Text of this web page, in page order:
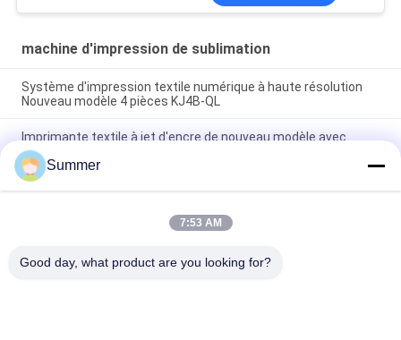
machine d'impression de sublimation
Système d'impression textile numérique à haute résolution
Nouveau modèle 4 pièces KJ4B-QL
Imprimante textile à jet d'encre de nouveau modèle avec
chauffage infrarouge très éloigné Machine tout en un
Système d'impression de tissu avec pigment et encre de
sublimation
Système d'impression sur tissu grand Format I3200A1,
fabricant numérique, prix d'usine, traceur à haut rendement
Summer
7:53 AM
Good day, what product are you looking for?